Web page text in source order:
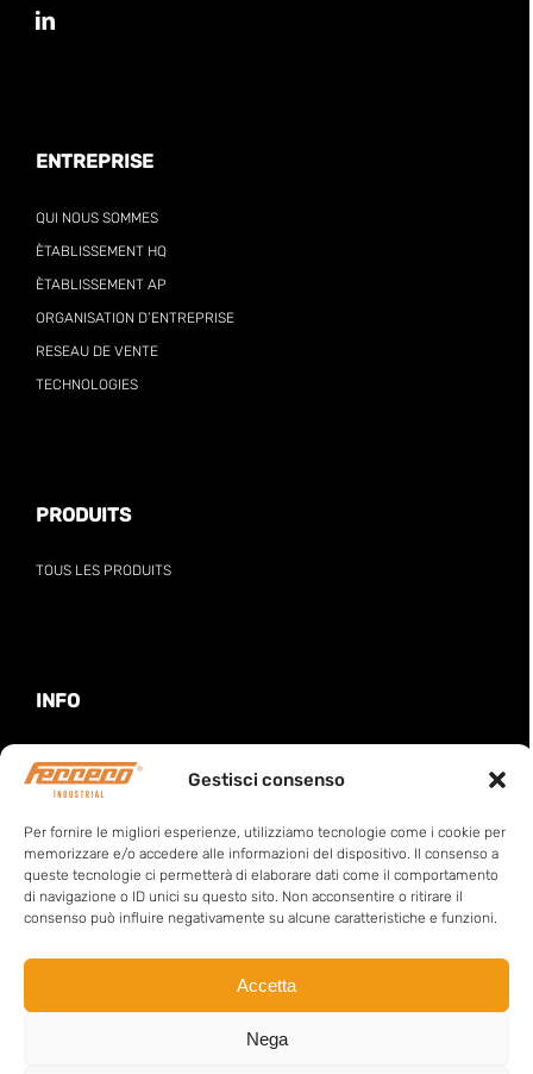
Gestisci consenso
Per fornire le migliori esperienze, utilizziamo tecnologie come i cookie per
memorizzare e/o accedere alle informazioni del dispositivo. Il consenso a
queste tecnologie ci permetterà di elaborare dati come il comportamento
di navigazione o ID unici su questo sito. Non acconsentire o ritirare il
consenso può influire negativamente su alcune caratteristiche e funzioni.
Accetta
Nega
ENTREPRISE
QUI NOUS SOMMES
ÈTABLISSEMENT HQ
ÈTABLISSEMENT AP
ORGANISATION D’ENTREPRISE
RESEAU DE VENTE
TECHNOLOGIES
PRODUITS
TOUS LES PRODUITS
INFO
LIENS UTILES
BILAN DE DURABILITÉ
NEAR MISS
RAPPORT D’ACCIDENT MANQUÉ